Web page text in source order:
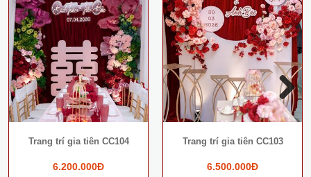
Trang trí gia tiên CC104
6.200.000Đ
Trang trí gia tiên CC103
6.500.000Đ
Next